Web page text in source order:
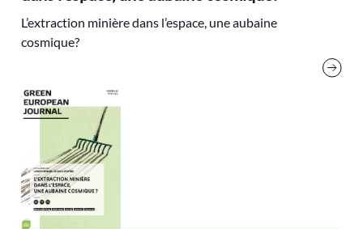
L’extraction minière dans l’espace, une aubaine
cosmique?
green deal
Histoire de l'écologie
imaginaires
Inde
Indicateurs
indicateurs de richesse